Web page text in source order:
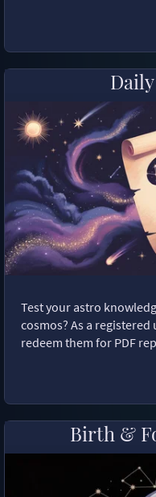
Test your astro
cosmos? As a
redeem them for PDF
Birth &